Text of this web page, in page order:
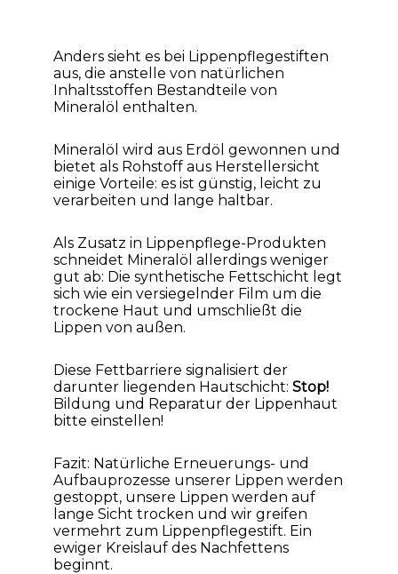
Anders sieht es bei Lippenpflegestiften
aus, die anstelle von natürlichen
Inhaltsstoffen Bestandteile von
Mineralöl enthalten.
Mineralöl wird aus Erdöl gewonnen und
bietet als Rohstoff aus Herstellersicht
einige Vorteile: es ist günstig, leicht zu
verarbeiten und lange haltbar.
Als Zusatz in Lippenpflege-Produkten
schneidet Mineralöl allerdings weniger
gut ab: Die synthetische Fettschicht legt
sich wie ein versiegelnder Film um die
trockene Haut und umschließt die
Lippen von außen.
Diese Fettbarriere signalisiert der
darunter liegenden Hautschicht: Stop!
Bildung und Reparatur der Lippenhaut
bitte einstellen!
Fazit: Natürliche Erneuerungs- und
Aufbauprozesse unserer Lippen werden
gestoppt, unsere Lippen werden auf
lange Sicht trocken und wir greifen
vermehrt zum Lippenpflegestift. Ein
ewiger Kreislauf des Nachfettens
beginnt.